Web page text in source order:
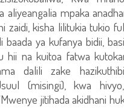
aliyeangalia mpaka
zaidi, kisha lilitukia tukio
ya kufanya bidii,
hii na kuitoa fatwa
dalili zake
(misingi), kwa
jitihada akidhani